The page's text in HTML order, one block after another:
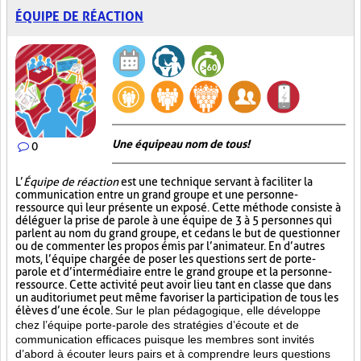
ÉQUIPE DE RÉACTION
0 Une équipe au nom de tous!
L’Équipe de réactionest une technique servant à faciliter la
communication entre un grand groupe et une personne-
ressource qui leur présente un exposé. Cette méthode consiste à
déléguer la prise de parole à une équipe de 3 à 5 personnes qui
parlent au nom du grand groupe, et ce dans le but de questionner
ou de commenter les propos émis par l’animateur. En d’autres
mots, l’équipe chargée de poser les questions sert de porte-
parole et d’intermédiaire entre le grand groupe et la personne-
ressource. Cette activité peut avoir lieu tant en classe que dans
un auditorium et peut même favoriser la participation de tous les
élèves d’une école. Sur le plan pédagogique, elle développe
chez l’équipe porte-parole des stratégies d’écoute et de
communication efficaces puisque les membres sont invités
d’abord à écouter leurs pairs et à comprendre leurs questions